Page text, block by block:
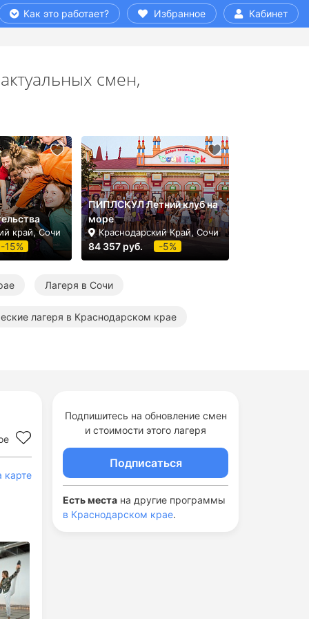
Как это работает? Избранное Кабинет
карте
Подпишитесь на обновление смен
и стоимости этого лагеря
Подписаться
Есть места на другие программы
в Краснодарском крае.
смен,
край, Сочи
-15%
ПИПЛСКУЛ Летний клуб на
море
Краснодарский Край, Сочи
84 357 руб. -5%
Лагеря в Сочи
лагеря в Краснодарском крае